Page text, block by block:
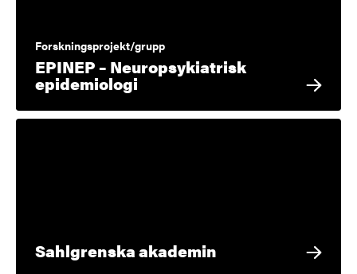
Forskningsprojekt/grupp
EPINEP – Neuropsykiatrisk
epidemiologi
Sahlgrenska akademin